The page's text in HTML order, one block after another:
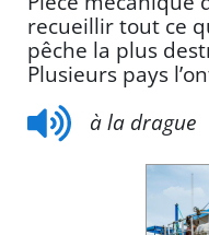
recueillir tout ce
pêche la plus
Plusieurs pays
à la drague